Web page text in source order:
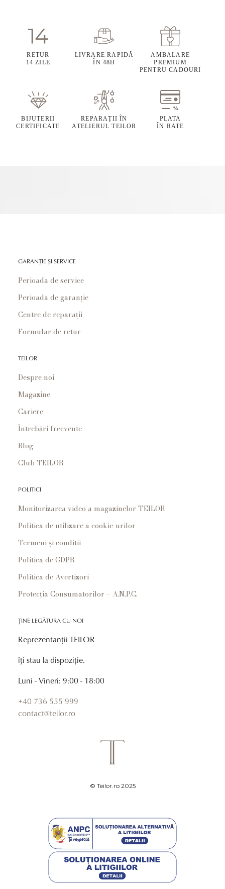
RETUR
14 ZILE
LIVRARE RAPIDĂ
ÎN 48H
AMBALARE
PREMIUM
PENTRU CADOURI
BIJUTERII
CERTIFICATE
REPARAȚII ÎN
ATELIERUL TEILOR
PLATA
ÎN RATE
GARANȚIE ȘI SERVICE
Perioada de service
Perioada de garanție
Centre de reparații
Formular de retur
TEILOR
Despre noi
Magazine
Cariere
Întrebări frecvente
Blog
Club TEILOR
POLITICI
Monitorizarea video a magazinelor TEILOR
Politica de utilizare a cookie-urilor
Termeni și conditii
Politica de GDPR
Politica de Avertizori
Protecția Consumatorilor – A.N.P.C.
ȚINE LEGĂTURA CU NOI
Reprezentanții TEILOR
îți stau la dispoziție.
Luni - Vineri: 9:00 - 18:00
+40 736 555 999
contact@teilor.ro
© Teilor.ro 2025